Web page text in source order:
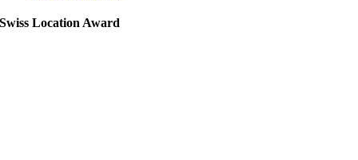
Swiss Location Award